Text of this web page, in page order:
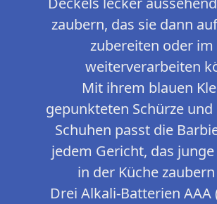
zaubern, das sie dann
zubereiten oder im
weiterverarbeiten
Mit ihrem blauen
gepunkteten Schürze
Schuhen passt die
jedem Gericht, das
in der Küche
Drei Alkali-Batterien AAA